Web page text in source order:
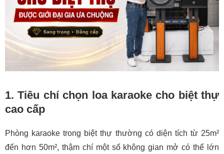
Biệt thự VIP, phòng lớn, cần âm thanh mạnh
Phòng karaoke biệt thự riêng, diện tích vừa
Muốn loa Nhật bền, dễ hát, chi phí hợp lý
Muốn hệ thống gọn, không cần cục đẩy rời
5. Vì sao nên mua loa karaoke biệt thự tại Bảo
1. Tiêu chí chọn loa karaoke cho biệt thự
cao cấp
Phòng karaoke trong biệt thự thường có diện tích từ 25m²
đến hơn 50m², thậm chí một số không gian mở có thể lớn